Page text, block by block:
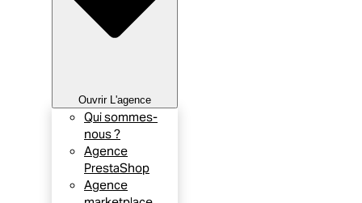
Ouvrir L'agence
Qui sommes-
nous ?
Agence
PrestaShop
Agence